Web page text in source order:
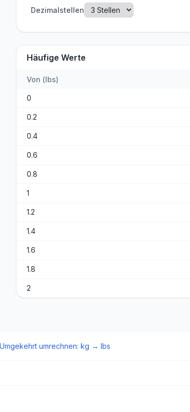
Dezimalstellen
Häufige Werte
Von (lbs)
0
0.2
0.4
0.6
0.8
1
1.2
1.4
1.6
1.8
2
Umgekehrt umrechnen: kg → lbs